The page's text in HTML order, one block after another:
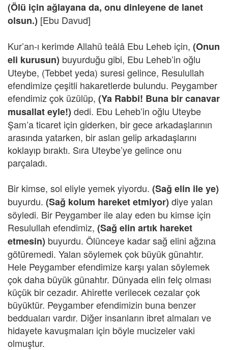
(Ölü için ağlayana da, onu dinleyene de lanet
olsun.) [Ebu Davud]
Kur’an-ı kerimde Allahü teâlâ Ebu Leheb için, (Onun
eli kurusun) buyurduğu gibi, Ebu Leheb’in oğlu
Uteybe, (Tebbet yeda) suresi gelince, Resulullah
efendimize çeşitli hakaretlerde bulundu. Peygamber
efendimiz çok üzülüp, (Ya Rabbi! Buna bir canavar
musallat eyle!) dedi. Ebu Leheb’in oğlu Uteybe
Şam’a ticaret için giderken, bir gece arkadaşlarının
arasında yatarken, bir aslan gelip arkadaşlarını
koklayıp bıraktı. Sıra Uteybe’ye gelince onu
parçaladı.
Bir kimse, sol eliyle yemek yiyordu. (Sağ elin ile ye)
buyurdu. (Sağ kolum hareket etmiyor) diye yalan
söyledi. Bir Peygamber ile alay eden bu kimse için
Resulullah efendimiz, (Sağ elin artık hareket
etmesin) buyurdu. Ölünceye kadar sağ elini ağzına
götüremedi. Yalan söylemek çok büyük günahtır.
Hele Peygamber efendimize karşı yalan söylemek
çok daha büyük günahtır. Dünyada elin felç olması
küçük bir cezadır. Ahirette verilecek cezalar çok
büyüktür. Peygamber efendimizin buna benzer
bedduaları vardır. Diğer insanların ibret almaları ve
hidayete kavuşmaları için böyle mucizeler vaki
olmuştur.